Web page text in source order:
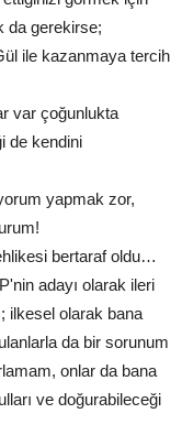
da gerekirse;
ile kazanmaya tercih
var çoğunlukta
de kendini
yapmak zor,
bertaraf oldu…
adayı olarak ileri
ilkesel olarak bana
da bir sorunum
onlar da bana
ve doğurabileceği